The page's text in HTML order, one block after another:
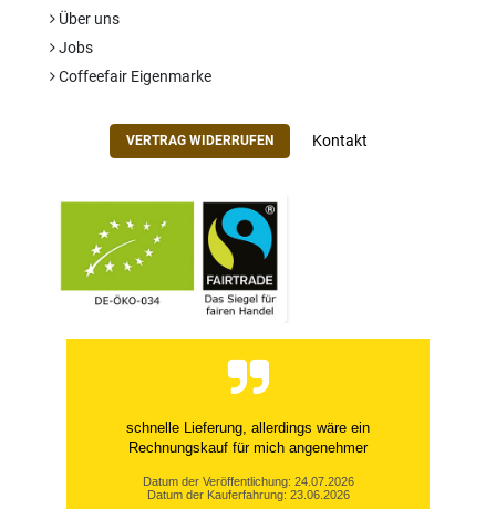
Über uns
Jobs
Coffeefair Eigenmarke
VERTRAG WIDERRUFEN Kontakt
schnelle Lieferung, allerdings wäre ein
Rechnungskauf für mich angenehmer
Datum der Veröffentlichung: 24.07.2026
Datum der Kauferfahrung: 23.06.2026